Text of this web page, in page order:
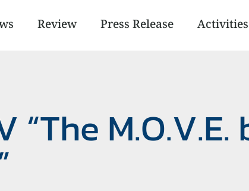
Review Press Release Activities
“The M.O.V.E.